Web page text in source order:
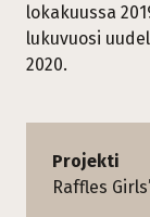
lokakuussa
lukuvuosi
2020.
Projekti
Raffles